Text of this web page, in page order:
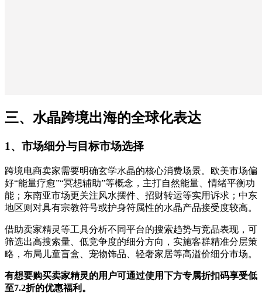
三、水晶跨境出海的全球化表达
1、市场细分与目标市场选择
跨境电商卖家需要明确玄学水晶的核心消费场景。欧美市场偏
好“能量疗愈”“冥想辅助”等概念，主打自然能量、情绪平衡功
能；东南亚市场更关注风水摆件、招财转运等实用诉求；中东
地区则对具有宗教符号或护身符属性的水晶产品接受度较高。
借助卖家精灵等工具分析不同平台的搜索趋势与竞品表现，可
筛选出高搜索量、低竞争度的细分方向，实施客群精准分层策
略，布局儿童盲盒、宠物饰品、轻奢家居等高溢价细分市场。
有想要购买卖家精灵的用户可通过使用下方专属折扣码享受低
至7.2折的优惠福利。